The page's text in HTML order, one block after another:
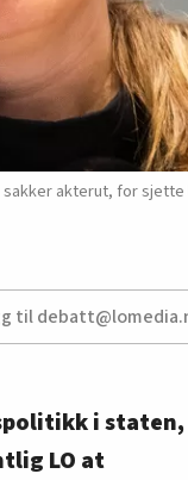
akterut, for
til
i staten,
LO at